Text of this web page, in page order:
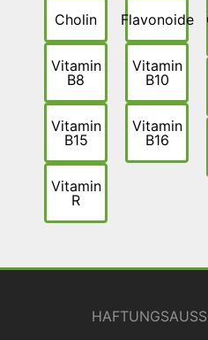
Cholin
Vitamin
B8
Vitamin
B15
Vitamin
R
Flavonoide
Vitamin
B10
Vitamin
B16